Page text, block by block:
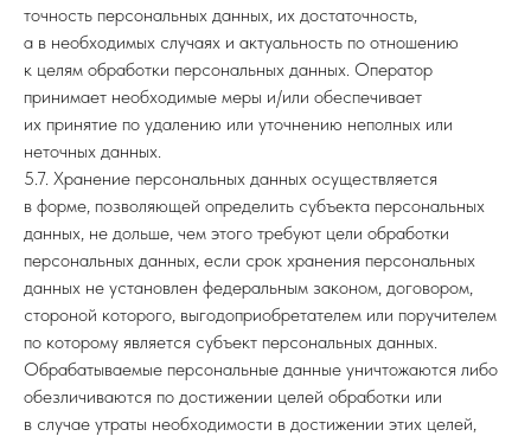
точность персональных данных, их достаточность,
а в необходимых случаях и актуальность по отношению
к целям обработки персональных данных. Оператор
принимает необходимые меры и/или обеспечивает
их принятие по удалению или уточнению неполных или
неточных данных.
5.7. Хранение персональных данных осуществляется
в форме, позволяющей определить субъекта персональных
данных, не дольше, чем этого требуют цели обработки
персональных данных, если срок хранения персональных
данных не установлен федеральным законом, договором,
стороной которого, выгодоприобретателем или поручителем
по которому является субъект персональных данных.
Обрабатываемые персональные данные уничтожаются либо
обезличиваются по достижении целей обработки или
в случае утраты необходимости в достижении этих целей,